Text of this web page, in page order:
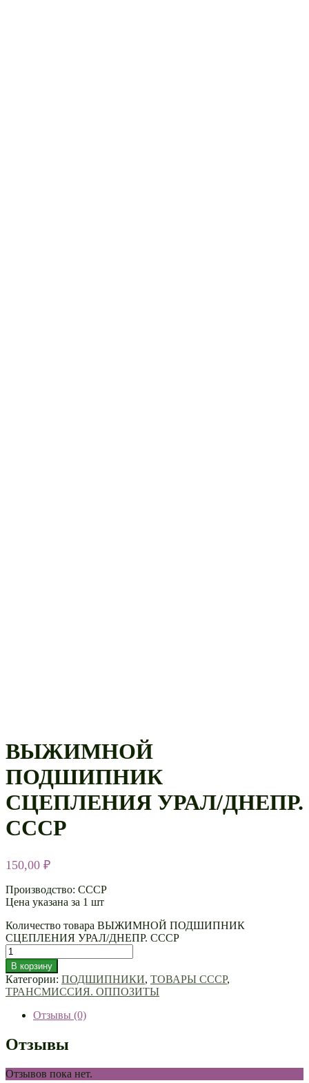
ВЫЖИМНОЙ
ПОДШИПНИК
СЦЕПЛЕНИЯ УРАЛ/ДНЕПР.
СССР
150,00 ₽
Производство: СССР
Цена указана за 1 шт
Количество товара ВЫЖИМНОЙ ПОДШИПНИК
СЦЕПЛЕНИЯ УРАЛ/ДНЕПР. СССР
В корзину
Категории: ПОДШИПНИКИ, ТОВАРЫ СССР,
ТРАНСМИССИЯ. ОППОЗИТЫ
Отзывы (0)
Отзывы
Отзывов пока нет.